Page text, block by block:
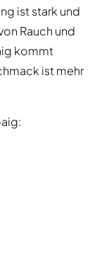
ist stark und
Rauch und
kommt
ist mehr